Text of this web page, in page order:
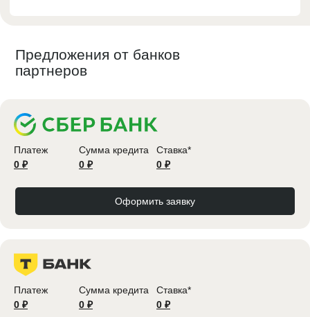
Предложения от банков
партнеров
Платеж
0 ₽
Сумма кредита
0 ₽
Ставка*
0 ₽
Оформить заявку
Платеж
0 ₽
Сумма кредита
0 ₽
Ставка*
0 ₽